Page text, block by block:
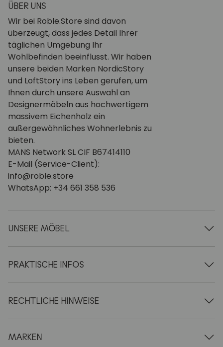
ÜBER UNS
Wir bei Roble.Store sind davon
überzeugt, dass jedes Detail Ihrer
täglichen Umgebung Ihr
Wohlbefinden beeinflusst. Wir haben
unsere beiden Marken NordicStory
und LoftStory ins Leben gerufen, um
Ihnen durch unsere Auswahl an
Designermöbeln aus hochwertigem
massivem Eichenholz ein
außergewöhnliches Wohnerlebnis zu
bieten.
MANS Network SL CIF B67414110
E-Mail (Service-Client):
info@roble.store
WhatsApp: +34 661 358 536
UNSERE MÖBEL
Esstische aus Holz
Stühle aus Holz
Vitrinen aus Holz
Couchtische aus Holz
Bücherregale aus Holz
PRAKTISCHE INFOS
Über uns
Lieferung & Zahlung
Für Geschäftskunden
FAQ
RECHTLICHE HINWEISE
Zahlungsmethoden
Datenschutzerklärung
MARKEN